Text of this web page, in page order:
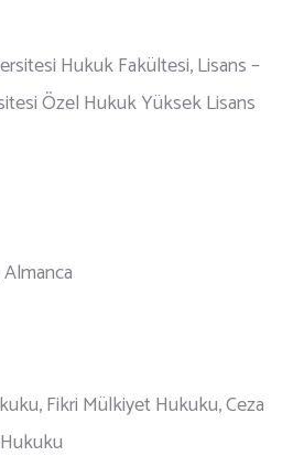
Hukuk Fakültesi, Lisans –
Özel Hukuk Yüksek Lisans
Fikri Mülkiyet Hukuku, Ceza